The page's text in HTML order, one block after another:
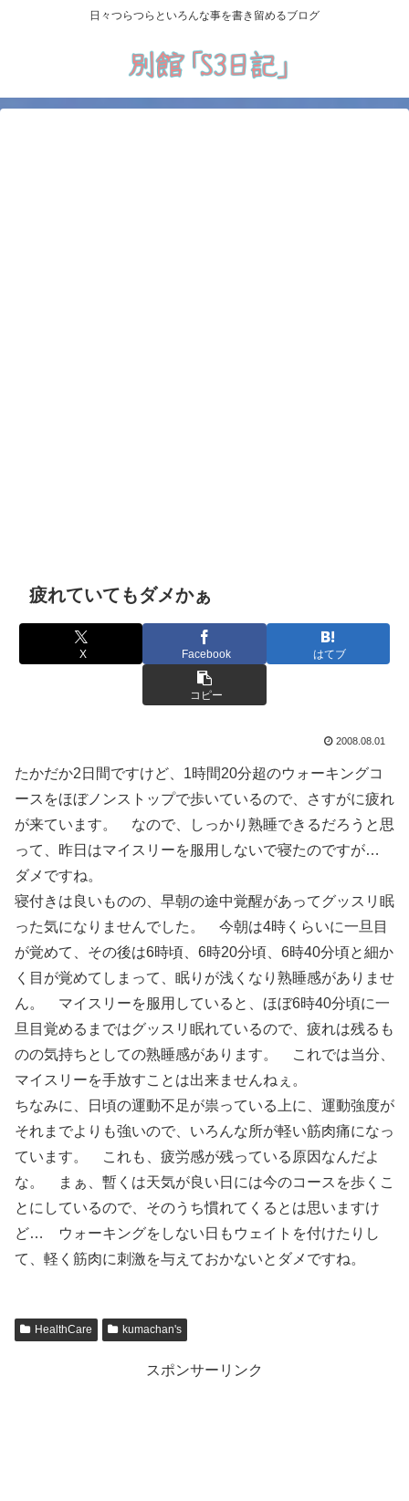
日々つらつらといろんな事を書き留めるブログ
疲れていてもダメかぁ
X Facebook はてブ
コピー
2008.08.01
たかだか2日間ですけど、1時間20分超のウォーキングコ
ースをほぼノンストップで歩いているので、さすがに疲れ
が来ています。 なので、しっかり熟睡できるだろうと思
って、昨日はマイスリーを服用しないで寝たのですが…
ダメですね。
寝付きは良いものの、早朝の途中覚醒があってグッスリ眠
った気になりませんでした。 今朝は4時くらいに一旦目
が覚めて、その後は6時頃、6時20分頃、6時40分頃と細か
く目が覚めてしまって、眠りが浅くなり熟睡感がありませ
ん。 マイスリーを服用していると、ほぼ6時40分頃に一
旦目覚めるまではグッスリ眠れているので、疲れは残るも
のの気持ちとしての熟睡感があります。 これでは当分、
マイスリーを手放すことは出来ませんねぇ。
ちなみに、日頃の運動不足が祟っている上に、運動強度が
それまでよりも強いので、いろんな所が軽い筋肉痛になっ
ています。 これも、疲労感が残っている原因なんだよ
な。 まぁ、暫くは天気が良い日には今のコースを歩くこ
とにしているので、そのうち慣れてくるとは思いますけ
ど… ウォーキングをしない日もウェイトを付けたりし
て、軽く筋肉に刺激を与えておかないとダメですね。
HealthCare kumachan's
スポンサーリンク